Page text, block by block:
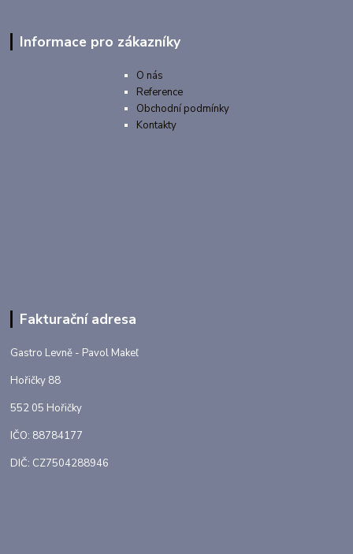
Informace pro zákazníky
O nás
Reference
Obchodní podmínky
Kontakty
Fakturační adresa
Gastro Levně - Pavol Makeľ
Hořičky 88
552 05 Hořičky
IČO: 88784177
DIČ: CZ7504288946